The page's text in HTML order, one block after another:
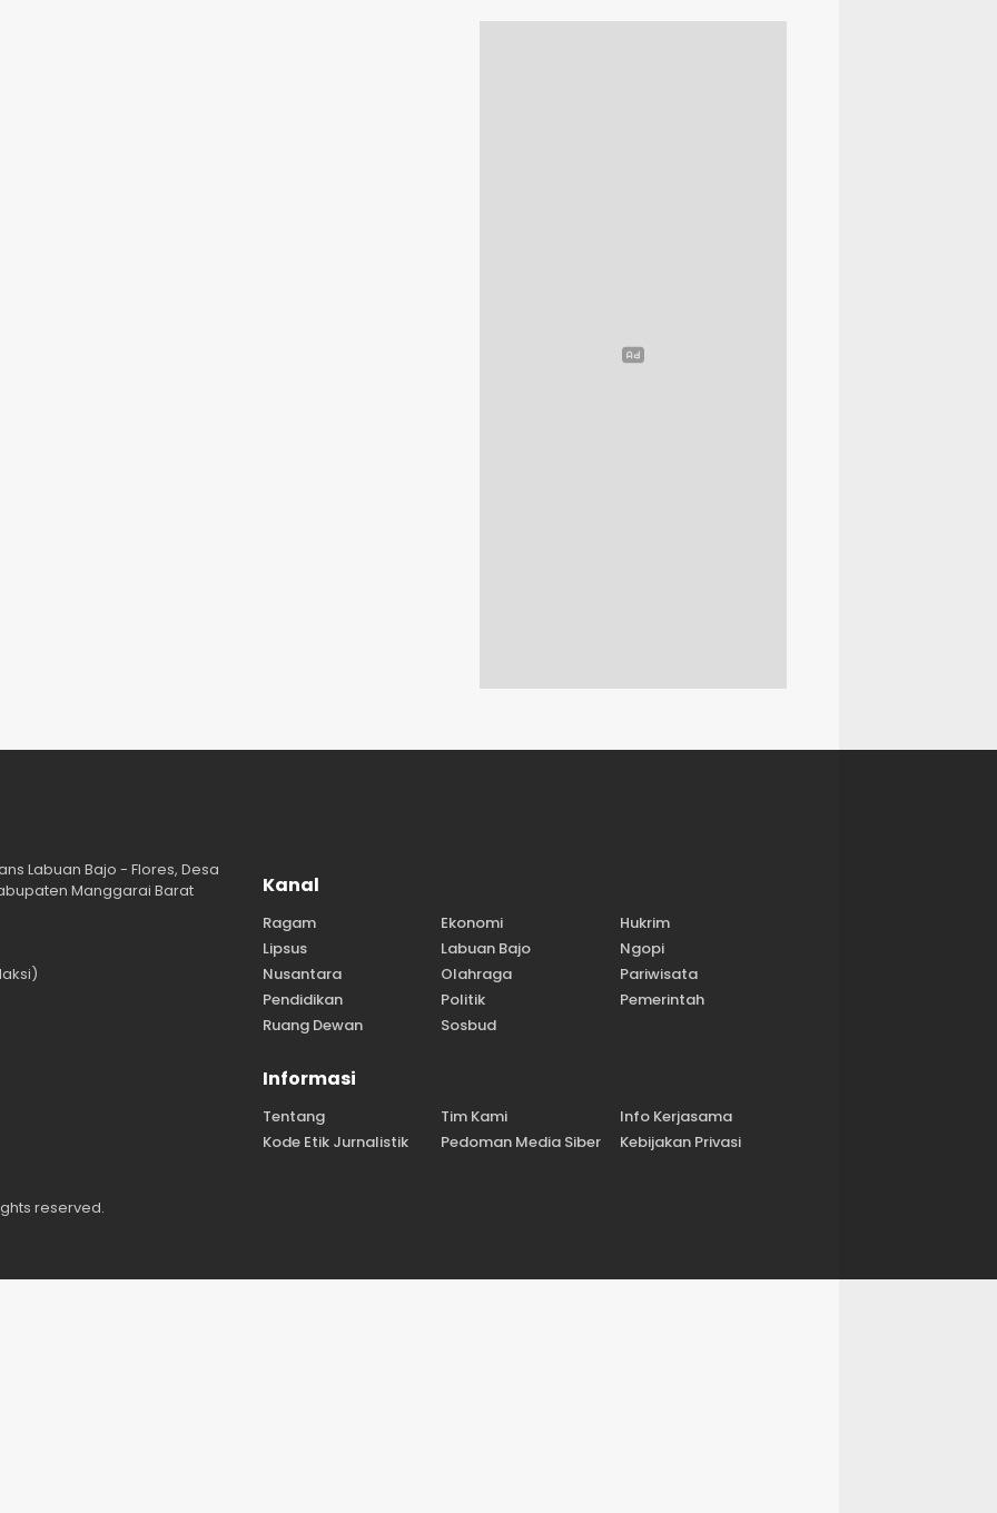
Labuan Bajo - Flores, Desa
Manggarai Barat
Kanal
Ragam Ekonomi
Hukrim
Lipsus
Labuan Bajo
Ngopi
Nusantara
Olahraga
Pariwisata
Pendidikan
Politik
Pemerintah
Ruang Dewan
Sosbud
Informasi
Tentang Tim Kami
Info Kerjasama
Kode Etik Jurnalistik
Pedoman Media Siber Kebijakan Privasi
reserved.